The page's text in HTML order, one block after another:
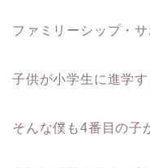
ファミリーシップ・
子供が小学生に進学
そんな僕も4番目の子